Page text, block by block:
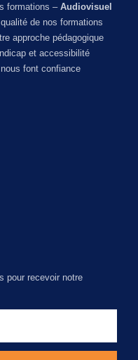
formations – Audiovisuel
qualité de nos formations
approche pédagogique
et accessibilité
nous font confiance
pour recevoir notre